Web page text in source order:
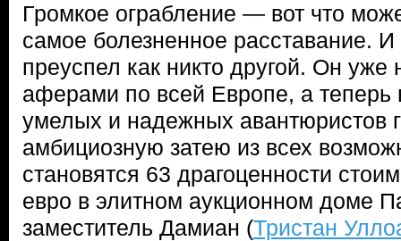
Громкое ограбление — вот что
самое болезненное расставание.
преуспел как никто другой. Он
аферами по всей Европе, а теперь
умелых и надежных авантюристов
амбициозную затею из всех
становятся 63 драгоценности
евро в элитном аукционном доме
заместитель Дамиан (Тристан